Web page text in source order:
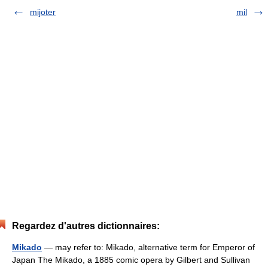
mijoter mil
Regardez d'autres dictionnaires:
Mikado — may refer to: Mikado, alternative term for Emperor of
Japan The Mikado, a 1885 comic opera by Gilbert and Sullivan